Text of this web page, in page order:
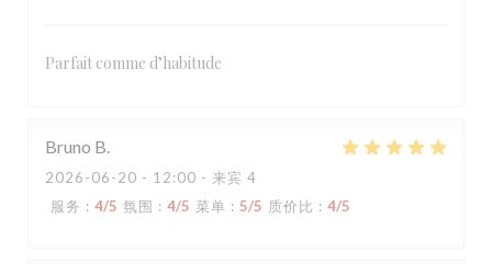
Parfait comme d’habitude
Bruno B
2026-06-20 - 12:00 - 来宾 4
服务 : 4/5 氛围 : 4/5 菜单 : 5/5 质价比 : 4/5